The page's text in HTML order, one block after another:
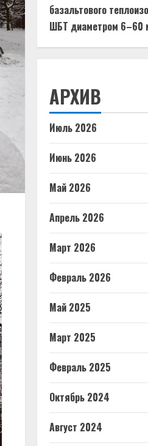
базальтового
ШБТ диаметром 6–60
АРХИВ
Июль 2026
Июнь 2026
Май 2026
Апрель 2026
Март 2026
Февраль 2026
Май 2025
Март 2025
Февраль 2025
Октябрь 2024
Август 2024